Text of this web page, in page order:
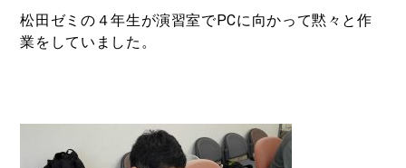
松田ゼミの４年生が演習室でPCに向かって黙々と作
業をしていました。